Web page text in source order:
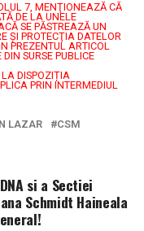
7, MENŢIONEAZĂ CĂ
DE LA UNELE
SE PĂSTREAZĂ UN
ŞI PROTECŢIA DATELOR
PREZENTUL ARTICOL
SURSE PUBLICE
DISPOZIȚIA
PRIN INTERMEDIUL
LAZAR
CSM
si a Sectiei
Schmidt Haineala